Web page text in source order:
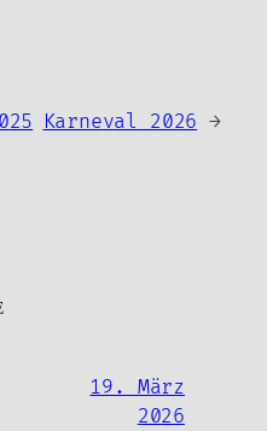
Karneval 2026 →
19. März
2026